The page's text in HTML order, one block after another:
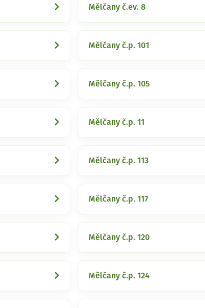
Mělčany č.ev. 8
Mělčany č.p. 101
Mělčany č.p. 105
Mělčany č.p. 11
Mělčany č.p. 113
Mělčany č.p. 117
Mělčany č.p. 120
Mělčany č.p. 124